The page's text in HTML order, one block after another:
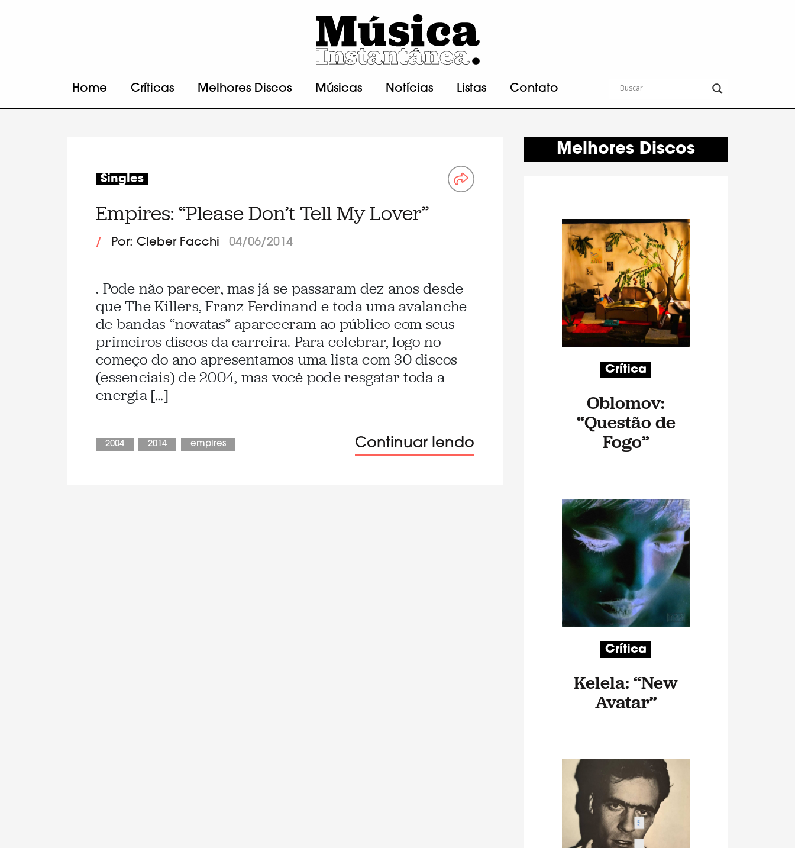
Home Críticas Melhores Discos Músicas Notícias Listas Contato
Singles
Empires: “Please Don’t Tell My Lover”
/ Por: Cleber Facchi 04/06/2014
. Pode não parecer, mas já se passaram dez anos desde
que The Killers, Franz Ferdinand e toda uma avalanche
de bandas “novatas” apareceram ao público com seus
primeiros discos da carreira. Para celebrar, logo no
começo do ano apresentamos uma lista com 30 discos
(essenciais) de 2004, mas você pode resgatar toda a
energia […]
2004 2014 empires Continuar lendo
Melhores Discos
Crítica
Oblomov:
“Questão de
Fogo”
Crítica
Kelela: “New
Avatar”